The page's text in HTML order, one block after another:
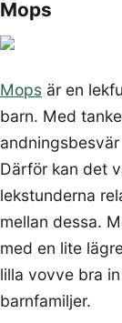
Mops
Mops är en
barn. Med
Därför kan det
lekstunderna
mellan dessa.
med en lite
lilla vovve bra
barnfamiljer.